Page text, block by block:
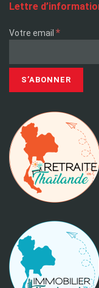
Lettre
Votre email *